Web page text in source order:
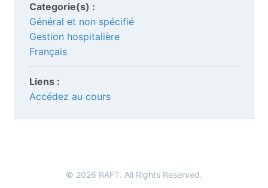
Categorie(s) :
Général et non spécifié
Gestion hospitalière
Français
Liens :
Accédez au cours
© 2026 RAFT. All Rights Reserved.